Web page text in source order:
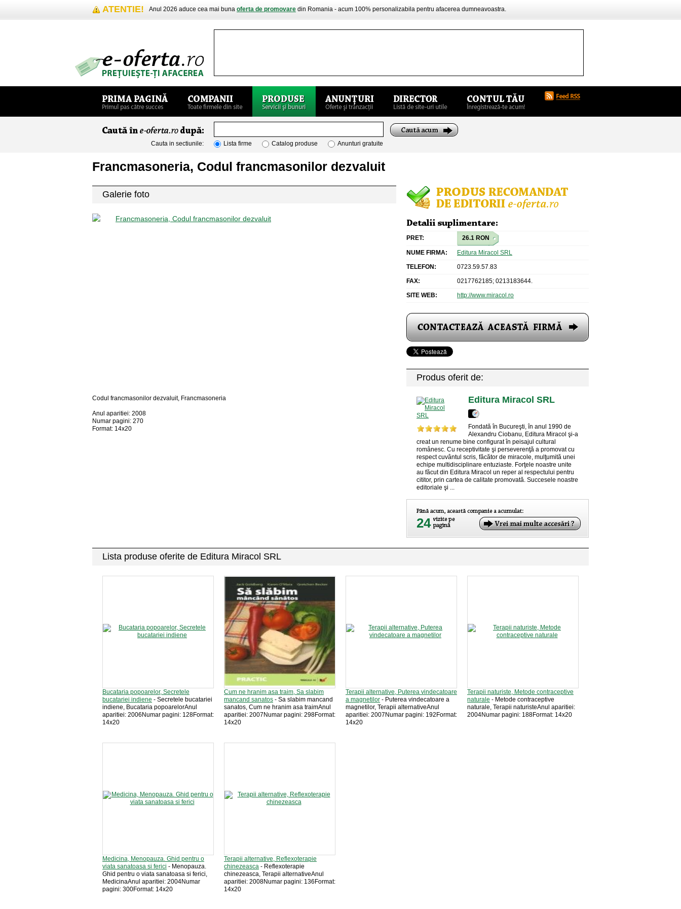
ATENTIE! Anul 2026 aduce cea mai buna oferta de promovare din Romania - acum 100% personalizabila pentru afacerea dumneavoastra.
Cauta in sectiunile: Lista firme Catalog produse Anunturi gratuite
Francmasoneria, Codul francmasonilor dezvaluit
Galerie foto
Codul francmasonilor dezvaluit, Francmasoneria
Anul aparitiei: 2008
Numar pagini: 270
Format: 14x20
PRET: 26.1 RON
NUME FIRMA:
Editura Miracol SRL
TELEFON:
0723.59.57.83
FAX:
0217762185; 0213183644.
SITE WEB:
http://www.miracol.ro
Produs oferit de:
Editura Miracol SRL
Fondată în Bucureşti, în anul 1990 de
Alexandru Ciobanu, Editura Miracol şi-a
creat un renume bine configurat în peisajul cultural
românesc. Cu receptivitate şi perseverenţă a promovat cu
respect cuvântul scris, făcător de miracole, mulţumită unei
echipe multidisciplinare entuziaste. Forţele noastre unite
au făcut din Editura Miracol un reper al respectului pentru
cititor, prin cartea de calitate promovată. Succesele noastre
editoriale şi ...
24
Lista produse oferite de Editura Miracol SRL
Bucataria popoarelor, Secretele
bucatariei indiene - Secretele bucatariei
indiene, Bucataria popoarelorAnul
aparitiei: 2006Numar pagini: 128Format:
14x20
Cum ne hranim asa traim, Sa slabim
mancand sanatos - Sa slabim mancand
sanatos, Cum ne hranim asa traimAnul
aparitiei: 2007Numar pagini: 298Format:
14x20
Terapii alternative, Puterea vindecatoare
a magnetilor - Puterea vindecatoare a
magnetilor, Terapii alternativeAnul
aparitiei: 2007Numar pagini: 192Format:
14x20
Terapii naturiste, Metode contraceptive
naturale - Metode contraceptive
naturale, Terapii naturisteAnul aparitiei:
2004Numar pagini: 188Format: 14x20
Medicina, Menopauza. Ghid pentru o
viata sanatoasa si ferici - Menopauza.
Ghid pentru o viata sanatoasa si ferici,
MedicinaAnul aparitiei: 2004Numar
pagini: 300Format: 14x20
Terapii alternative, Reflexoterapie
chinezeasca - Reflexoterapie
chinezeasca, Terapii alternativeAnul
aparitiei: 2008Numar pagini: 136Format:
14x20